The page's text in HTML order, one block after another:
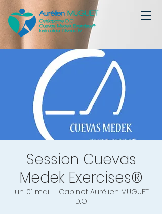
Session Cuevas
Medek Exercises®
lun. 01 mai
Cabinet Aurélien MUGUET
D.O